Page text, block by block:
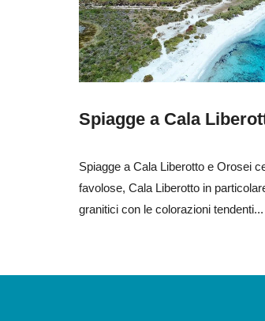
Spiagge a Cala
Spiagge a Cala Liberotto e Orosei
favolose, Cala Liberotto in
granitici con le colorazioni tendenti...